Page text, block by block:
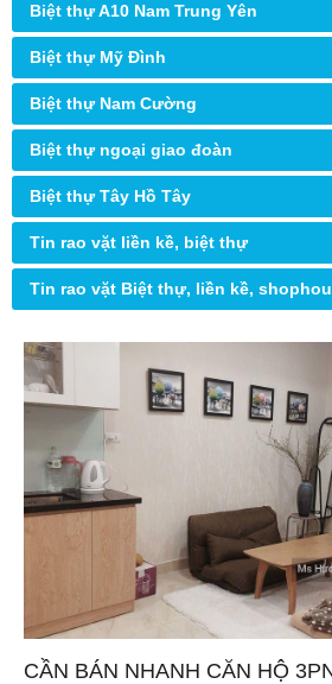
Biệt thự A10 Nam Trung Yên
Biệt thự Mỹ Đình
Biệt thự Nam Cường
Biệt thự ngoại giao đoàn
Biệt thự Tây Hồ Tây
Tin rao vặt liền kề, biệt thự
Tin rao vặt Biệt thự, liền kề,
CẦN BÁN NHANH CĂN HỘ